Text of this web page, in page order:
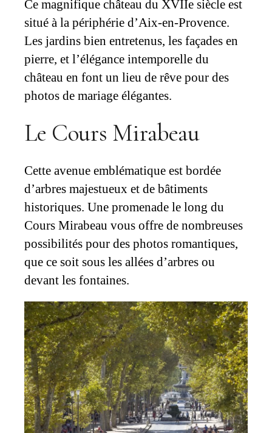
Ce magnifique château du XVIIe siècle est
situé à la périphérie d’Aix-en-Provence.
Les jardins bien entretenus, les façades en
pierre, et l’élégance intemporelle du
château en font un lieu de rêve pour des
photos de mariage élégantes.
Le Cours Mirabeau
Cette avenue emblématique est bordée
d’arbres majestueux et de bâtiments
historiques. Une promenade le long du
Cours Mirabeau vous offre de nombreuses
possibilités pour des photos romantiques,
que ce soit sous les allées d’arbres ou
devant les fontaines.